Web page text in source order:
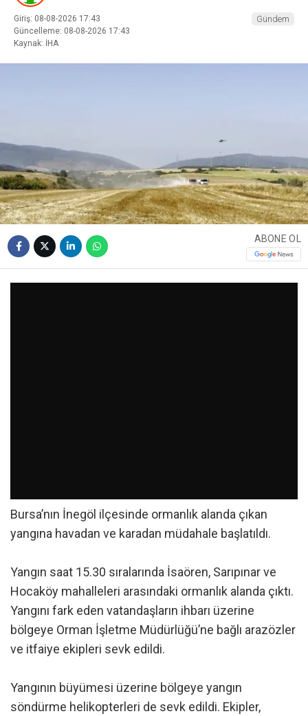
Giriş: 08-08-2026 17:43
Güncelleme: 08-08-2026 17:43
Kaynak: İHA
Gündem
ABONE OL
Bursa’nın İnegöl ilçesinde ormanlık alanda çıkan
yangına havadan ve karadan müdahale başlatıldı.
Yangın saat 15.30 sıralarında İsaören, Sarıpınar ve
Hocaköy mahalleleri arasındaki ormanlık alanda çıktı.
Yangını fark eden vatandaşların ihbarı üzerine
bölgeye Orman İşletme Müdürlüğü’ne bağlı arazözler
ve itfaiye ekipleri sevk edildi.
Yangının büyümesi üzerine bölgeye yangın
söndürme helikopterleri de sevk edildi. Ekipler,